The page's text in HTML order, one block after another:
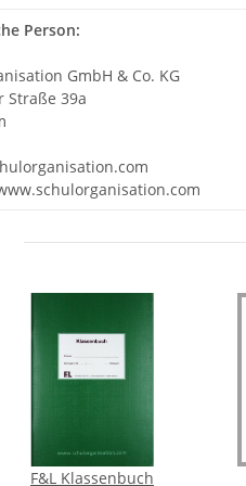
Person:
GmbH & Co. KG
Straße 39a
F&L Klassenbuch